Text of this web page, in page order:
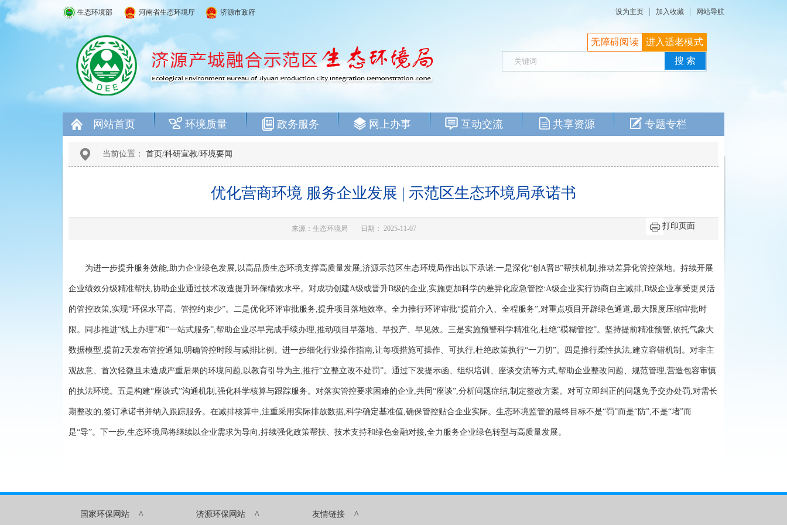
生态环境部 河南省生态环境厅 济源市政府 设为主页 加入收藏 网站导航
网站首页 环境质量 政务服务 网上办事 互动交流 共享资源 专题专栏
无障碍阅读 进入适老模式
当前位置： 首页/科研宣教/环境要闻
优化营商环境 服务企业发展 | 示范区生态环境局承诺书
来源：生态环境局 日期： 2025-11-07 打印页面
为进一步提升服务效能,助力企业绿色发展,以高品质生态环境支撑高质量发展,济源示范区生态环境局作出以下承诺:一是深化“创A晋B”帮扶机制,推动差异化管控落地。持续开展
企业绩效分级精准帮扶,协助企业通过技术改造提升环保绩效水平。对成功创建A级或晋升B级的企业,实施更加科学的差异化应急管控:A级企业实行协商自主减排,B级企业享受更灵活
的管控政策,实现“环保水平高、管控约束少”。二是优化环评审批服务,提升项目落地效率。全力推行环评审批“提前介入、全程服务”,对重点项目开辟绿色通道,最大限度压缩审批时
限。同步推进“线上办理”和“一站式服务”,帮助企业尽早完成手续办理,推动项目早落地、早投产、早见效。三是实施预警科学精准化,杜绝“模糊管控”。坚持提前精准预警,依托气象大
数据模型,提前2天发布管控通知,明确管控时段与减排比例。进一步细化行业操作指南,让每项措施可操作、可执行,杜绝政策执行“一刀切”。四是推行柔性执法,建立容错机制。对非主
观故意、首次轻微且未造成严重后果的环境问题,以教育引导为主,推行“立整立改不处罚”。通过下发提示函、组织培训、座谈交流等方式,帮助企业整改问题、规范管理,营造包容审慎
的执法环境。五是构建“座谈式”沟通机制,强化科学核算与跟踪服务。对落实管控要求困难的企业,共同“座谈”,分析问题症结,制定整改方案。对可立即纠正的问题免予交办处罚,对需长
期整改的,签订承诺书并纳入跟踪服务。在减排核算中,注重采用实际排放数据,科学确定基准值,确保管控贴合企业实际。生态环境监管的最终目标不是“罚”而是“防”,不是“堵”而
是“导”。下一步,生态环境局将继续以企业需求为导向,持续强化政策帮扶、技术支持和绿色金融对接,全力服务企业绿色转型与高质量发展。
国家环保网站 ^ 济源环保网站 ^ 友情链接 ^